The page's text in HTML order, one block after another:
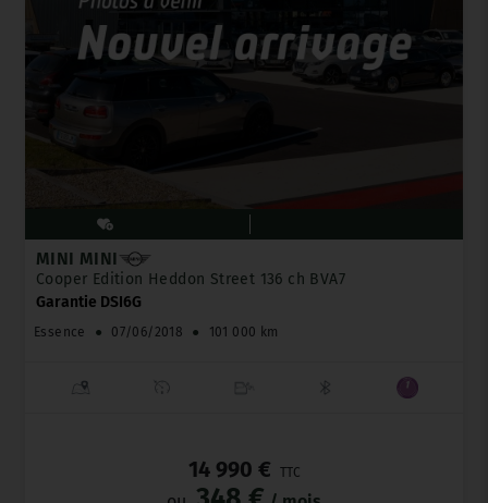
MINI MINI
Cooper Edition Heddon Street 136 ch BVA7
Garantie DSI6G
Essence ● 07/06/2018 ● 101 000 km
14 990 € TTC